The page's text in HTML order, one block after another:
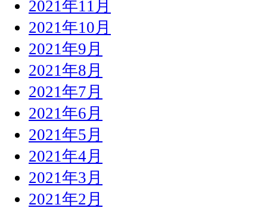
2021年11月
2021年10月
2021年9月
2021年8月
2021年7月
2021年6月
2021年5月
2021年4月
2021年3月
2021年2月